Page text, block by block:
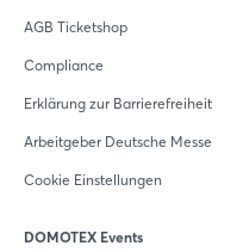
AGB Ticketshop
Compliance
Erklärung zur Barrierefreiheit
Arbeitgeber Deutsche Messe
Cookie Einstellungen
DOMOTEX Events